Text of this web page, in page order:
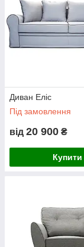
Диван Еліс
Під замовлення
від 20 900 ₴
Купити